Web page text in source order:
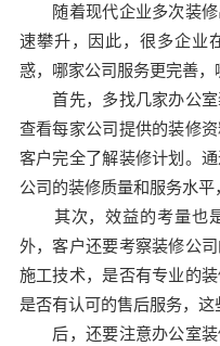
随着现代企业多次装修
速攀升，因此，很多企业
惑，哪家公司服务更完善，
首先，多找几家办公室
查看每家公司提供的装修
客户完全了解装修计划。
公司的装修质量和服务水平
其次，效益的考量也是
外，客户还要考察装修公
施工技术，是否有专业的
是否有认可的售后服务，这
后，还要注意办公室装